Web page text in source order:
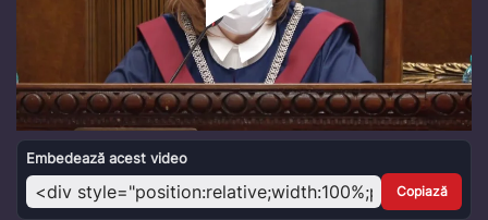
Play
Video
Embedează acest video
Copiază